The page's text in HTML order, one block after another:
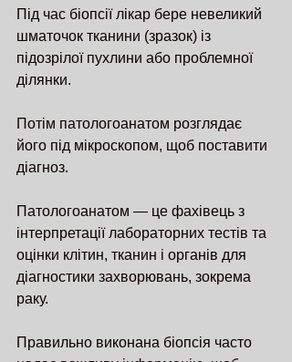
Під час біопсії лікар бере невеликий
шматочок тканини (зразок) із
підозрілої пухлини або проблемної
ділянки.
Потім патологоанатом розглядає
його під мікроскопом, щоб поставити
діагноз.
Патологоанатом — це фахівець з
інтерпретації лабораторних тестів та
оцінки клітин, тканин і органів для
діагностики захворювань, зокрема
раку.
Правильно виконана біопсія часто